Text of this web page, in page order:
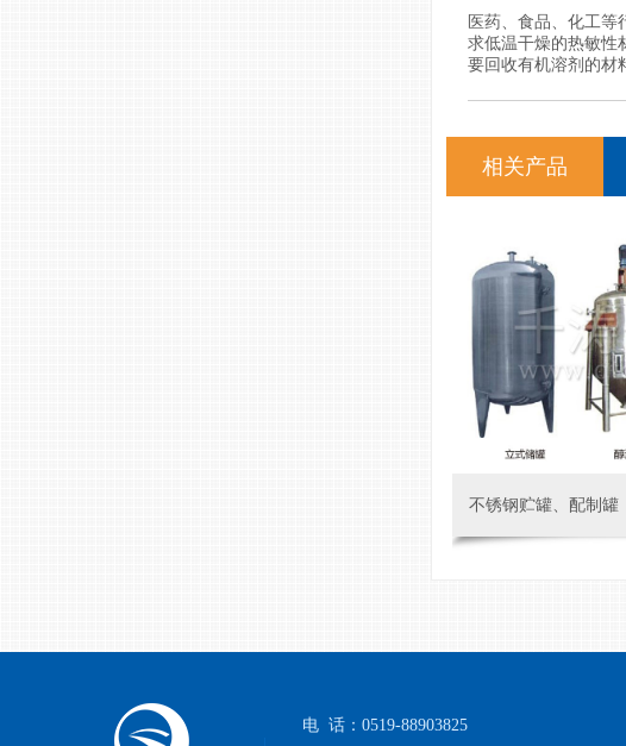
医药、食品、化工
求低温干燥的热敏性
要回收有机溶剂的材
相关产品
不锈钢贮罐、配制罐
常州市千涛干燥机电 话：0519-88903825